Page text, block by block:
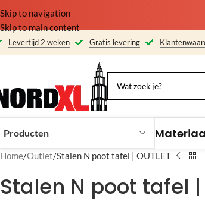
Skip to navigation
Skip to main content
Levertijd 2 weken Gratis levering
Producten
Home Outlet Stalen N poot tafel | OUTLET
Stalen N poot tafel |